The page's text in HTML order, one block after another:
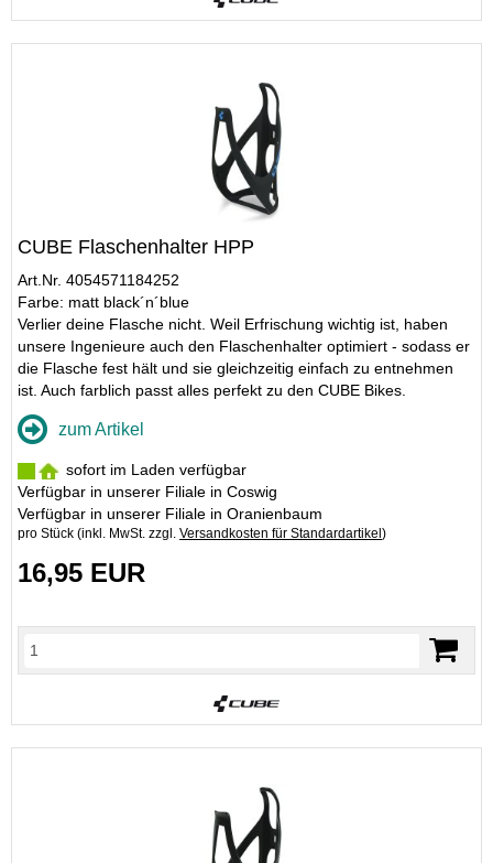
CUBE Flaschenhalter HPP
Art.Nr. 4054571184252
Farbe: matt black´n´blue
Verlier deine Flasche nicht. Weil Erfrischung wichtig ist, haben
unsere Ingenieure auch den Flaschenhalter optimiert - sodass er
die Flasche fest hält und sie gleichzeitig einfach zu entnehmen
ist. Auch farblich passt alles perfekt zu den CUBE Bikes.
zum Artikel
sofort im Laden verfügbar
Verfügbar in unserer Filiale in Coswig
Verfügbar in unserer Filiale in Oranienbaum
pro Stück (inkl. MwSt. zzgl. Versandkosten für Standardartikel)
16,95 EUR